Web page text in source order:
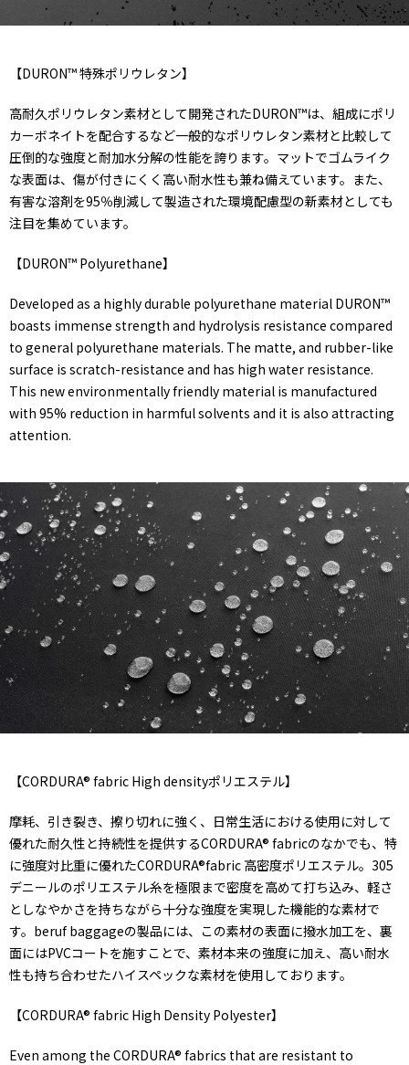
【DURON™ 特殊ポリウレタン】
高耐久ポリウレタン素材として開発されたDURON™は、組成にポリ
カーボネイトを配合するなど一般的なポリウレタン素材と比較して
圧倒的な強度と耐加水分解の性能を誇ります。マットでゴムライク
な表面は、傷が付きにくく高い耐水性も兼ね備えています。また、
有害な溶剤を95％削減して製造された環境配慮型の新素材としても
注目を集めています。
【DURON™ Polyurethane】
Developed as a highly durable polyurethane material DURON™
boasts immense strength and hydrolysis resistance compared
to general polyurethane materials. The matte, and rubber-like
surface is scratch-resistance and has high water resistance.
This new environmentally friendly material is manufactured
with 95% reduction in harmful solvents and it is also attracting
attention.
【CORDURA® fabric High densityポリエステル】
摩耗、引き裂き、擦り切れに強く、日常生活における使用に対して
優れた耐久性と持続性を提供するCORDURA® fabricのなかでも、特
に強度対比重に優れたCORDURA®fabric 高密度ポリエステル。305
デニールのポリエステル糸を極限まで密度を高めて打ち込み、軽さ
としなやかさを持ちながら十分な強度を実現した機能的な素材で
す。beruf baggageの製品には、この素材の表面に撥水加工を、裏
面にはPVCコートを施すことで、素材本来の強度に加え、高い耐水
性も持ち合わせたハイスペックな素材を使用しております。
【CORDURA® fabric High Density Polyester】
Even among the CORDURA® fabrics that are resistant to